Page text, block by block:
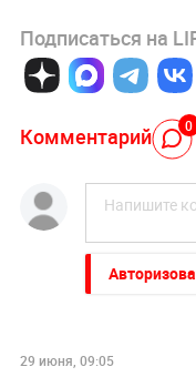
Подписаться на
Комментарий 0
29 июня, 09:05